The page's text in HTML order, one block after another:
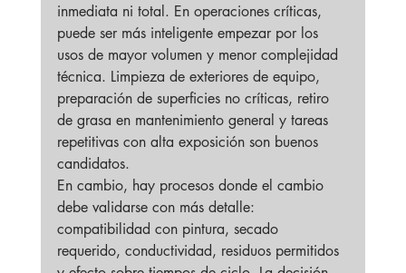
inmediata ni total. En operaciones críticas,
puede ser más inteligente empezar por los
usos de mayor volumen y menor complejidad
técnica. Limpieza de exteriores de equipo,
preparación de superficies no críticas, retiro
de grasa en mantenimiento general y tareas
repetitivas con alta exposición son buenos
candidatos.
En cambio, hay procesos donde el cambio
debe validarse con más detalle:
compatibilidad con pintura, secado
requerido, conductividad, residuos permitidos